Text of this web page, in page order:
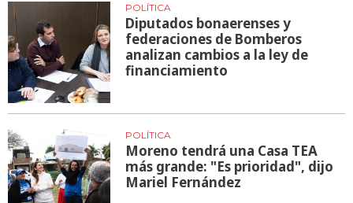
POLÍTICA
Diputados bonaerenses y
federaciones de Bomberos
analizan cambios a la ley de
financiamiento
POLÍTICA
Moreno tendrá una Casa TEA
más grande: "Es prioridad", dijo
Mariel Fernández